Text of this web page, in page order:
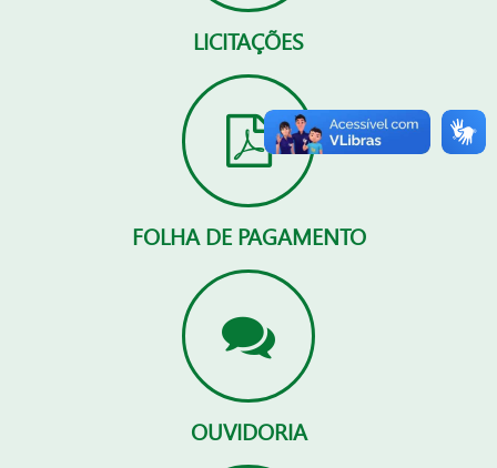
LICITAÇÕES
FOLHA DE PAGAMENTO
OUVIDORIA